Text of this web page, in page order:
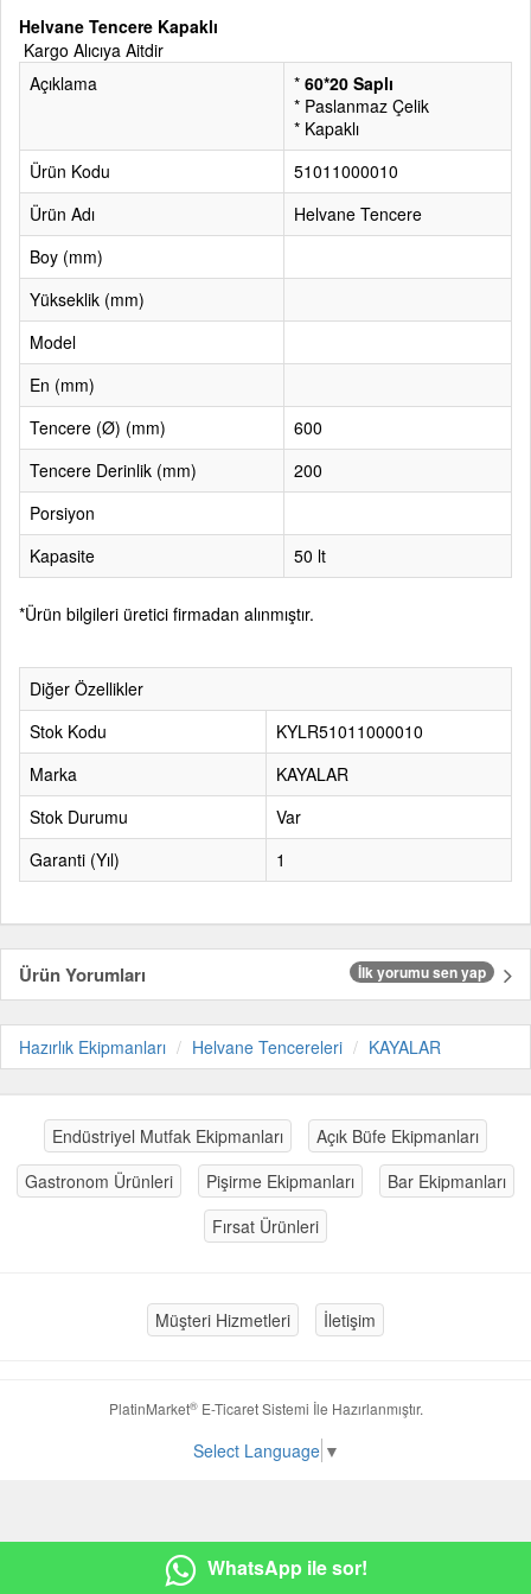
WhatsApp ile sor!
Helvane Tencere Kapaklı
Kargo Alıcıya Aitdir
Açıklama
* 60*20 Saplı
* Paslanmaz Çelik
* Kapaklı
Ürün Kodu
51011000010
Ürün Adı
Helvane Tencere
Boy (mm)
Yükseklik (mm)
Model
En (mm)
Tencere (Ø) (mm)
600
Tencere Derinlik (mm)
200
Porsiyon
Kapasite
50 lt
*Ürün bilgileri üretici firmadan alınmıştır.
Diğer Özellikler
Stok Kodu
KYLR51011000010
Marka
KAYALAR
Stok Durumu
Var
Garanti (Yıl)
1
Ürün Yorumları İlk yorumu sen yap
Hazırlık Ekipmanları Helvane Tencereleri KAYALAR
Endüstriyel Mutfak Ekipmanları
Açık Büfe Ekipmanları
Gastronom Ürünleri
Pişirme Ekipmanları
Bar Ekipmanları
Fırsat Ürünleri
Müşteri Hizmetleri İletişim
PlatinMarket®E-Ticaret Sistemi İle Hazırlanmıştır.
Select Language ▼